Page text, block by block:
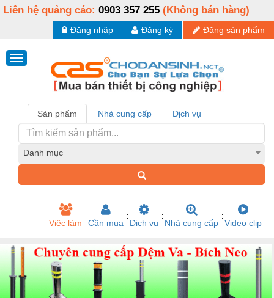
Liên hệ quảng cáo: 0903 357 255 (Không bán hàng)
Đăng sản phẩm
Đăng ký
Đăng nhập
Sản phẩm Nhà cung cấp Dịch vụ
Danh mục
Việc làm Cần mua Dịch vụ Nhà cung cấp Video clip